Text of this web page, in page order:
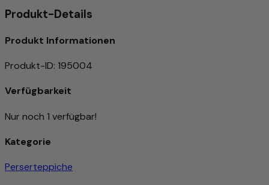
Produkt-Details
Produkt Informationen
Produkt-ID: 195004
Verfügbarkeit
Nur noch 1 verfügbar!
Kategorie
Perserteppiche